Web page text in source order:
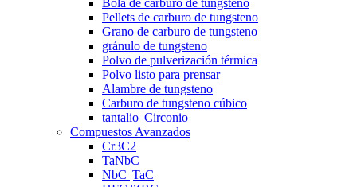
Bola de carburo de tungsteno
Pellets de carburo de tungsteno
Grano de carburo de tungsteno
gránulo de tungsteno
Polvo de pulverización térmica
Polvo listo para prensar
Alambre de tungsteno
Carburo de tungsteno cúbico
tantalio |Circonio
Compuestos Avanzados
Cr3C2
TaNbC
NbC |TaC